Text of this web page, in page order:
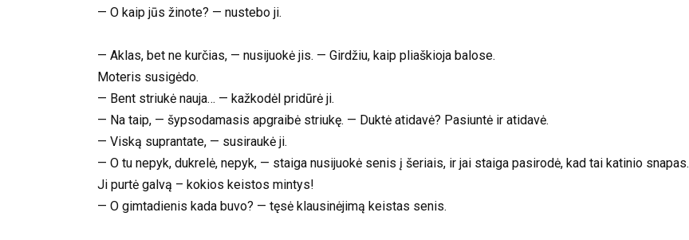
— O kaip jūs žinote? — nustebo ji.
— Aklas, bet ne kurčias, — nusijuokė jis. — Girdžiu, kaip pliaškioja balose.
Moteris susigėdo.
— Bent striukė nauja… — kažkodėl pridūrė ji.
— Na taip, — šypsodamasis apgraibė striukę. — Duktė atidavė? Pasiuntė ir atidavė.
— Viską suprantate, — susiraukė ji.
— O tu nepyk, dukrelė, nepyk, — staiga nusijuokė senis į šeriais, ir jai staiga pasirodė, kad tai katinio snapas.
Ji purtė galvą – kokios keistos mintys!
— O gimtadienis kada buvo? — tęsė klausinėjimą keistas senis.